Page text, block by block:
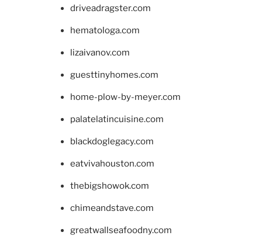
driveadragster.com
hematologa.com
lizaivanov.com
guesttinyhomes.com
home-plow-by-meyer.com
palatelatincuisine.com
blackdoglegacy.com
eatvivahouston.com
thebigshowok.com
chimeandstave.com
greatwallseafoodny.com